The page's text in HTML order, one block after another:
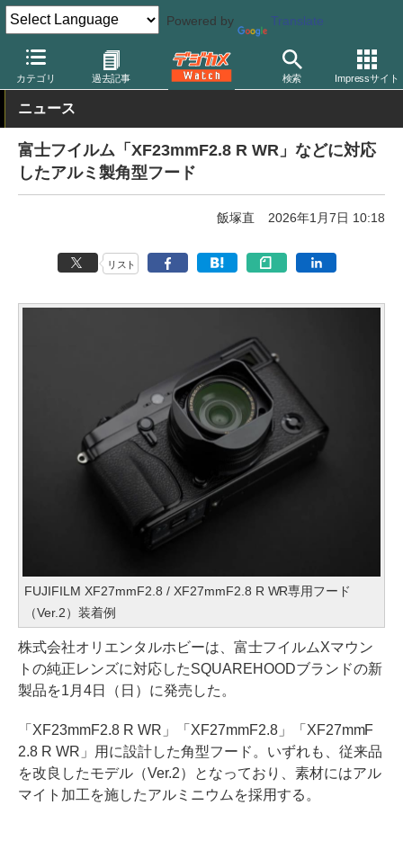
Powered by Translate
カテゴリ 過去記事 検索 Impressサイト
デジカメ Watch 撮影用品
ニュース
富士フイルム「XF23mmF2.8 R WR」などに対応
したアルミ製角型フード
飯塚直 2026年1月7日 10:18
リスト
FUJIFILM XF27mmF2.8 / XF27mmF2.8 R WR専用フード
（Ver.2）装着例
株式会社オリエンタルホビーは、富士フイルムXマウン
トの純正レンズに対応したSQUAREHOODブランドの新
製品を1月4日（日）に発売した。
「XF23mmF2.8 R WR」「XF27mmF2.8」「XF27mmF
2.8 R WR」用に設計した角型フード。いずれも、従来品
を改良したモデル（Ver.2）となっており、素材にはアル
マイト加工を施したアルミニウムを採用する。